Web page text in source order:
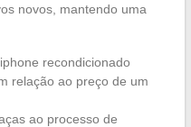
novos, mantendo uma
recondicionado
relação ao preço de um
ao processo de